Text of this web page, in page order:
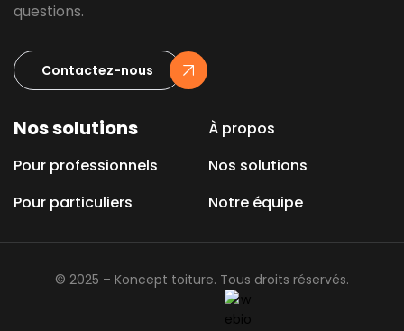
Nos solutions
Pour professionnels
Pour particuliers
À propos
Nos solutions
Notre équipe
questions.
Contactez-nous
© 2025 – Koncept toiture. Tous droits réservés.